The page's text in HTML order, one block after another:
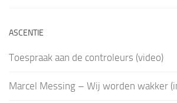
ASCENTIE
Toespraak aan de controleurs (video)
Marcel Messing – Wij worden wakker